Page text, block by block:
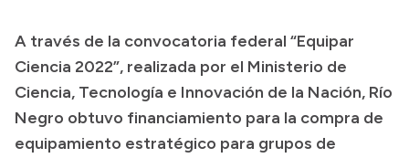
Presupuesto
Boletín Oficial
Compras y licitaciones
Consulta de expedientes
A través de la convocatoria federal “Equipar
Ciencia 2022”, realizada por el Ministerio de
Ciencia, Tecnología e Innovación de la Nación, Río
Negro obtuvo financiamiento para la compra de
equipamiento estratégico para grupos de